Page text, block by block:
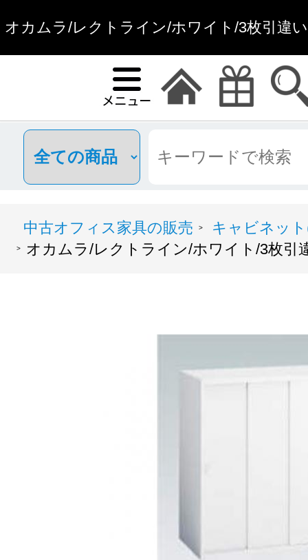
オカムラ/レクトライン/ホワイト/3枚引違
具通販
中古オフィス家具の販売 > キャビネッ
> オカムラ/レクトライン/ホワイト/3枚引